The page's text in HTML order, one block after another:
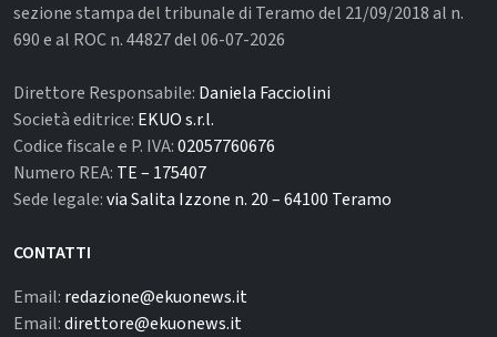
sezione stampa del tribunale di Teramo del 21/09/2018 al n.
690 e al ROC n. 44827 del 06-07-2026
Direttore Responsabile: Daniela Facciolini
Società editrice: EKUO s.r.l.
Codice fiscale e P. IVA:02057760676
Numero REA: TE – 175407
Sede legale:via Salita Izzone n. 20 – 64100 Teramo
CONTATTI
Email: redazione@ekuonews.it
Email:direttore@ekuonews.it